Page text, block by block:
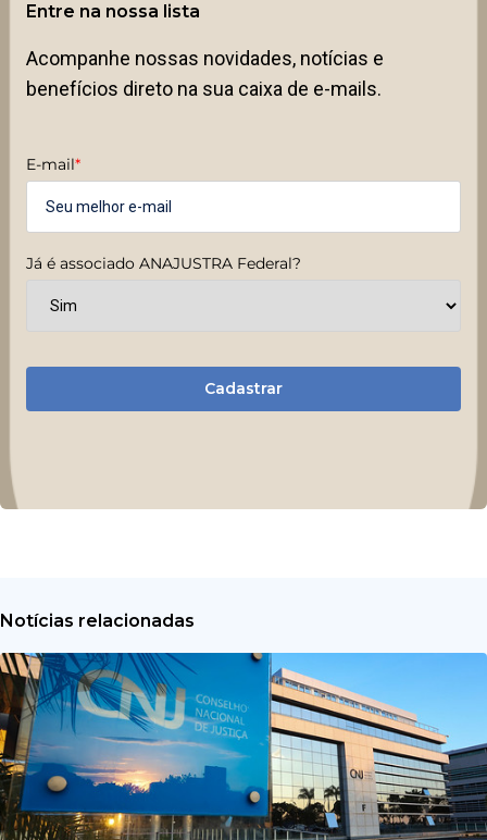
Entre na nossa lista
Acompanhe nossas novidades, notícias e
benefícios direto na sua caixa de e-mails.
E-mail*
Já é associado ANAJUSTRA Federal?
Cadastrar
Notícias relacionadas